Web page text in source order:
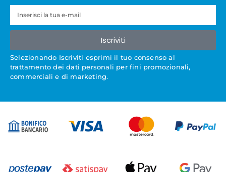
Iscriviti
Selezionando Iscriviti esprimi il tuo consenso al
trattamento dei dati personali per fini promozionali,
commerciali e di marketing.